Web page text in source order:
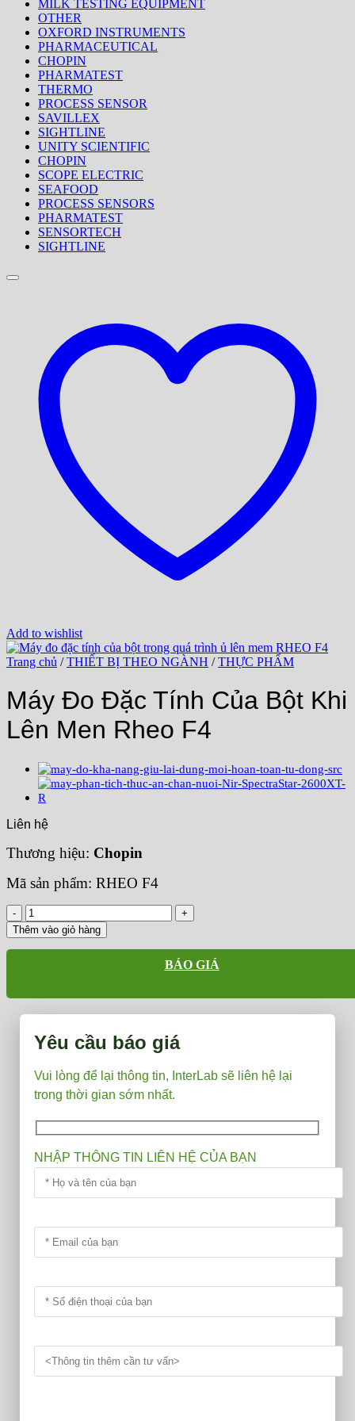
MILK TESTING EQUIPMENT
OTHER
OXFORD INSTRUMENTS
PHARMACEUTICAL
CHOPIN
PHARMATEST
THERMO
PROCESS SENSOR
SAVILLEX
SIGHTLINE
UNITY SCIENTIFIC
CHOPIN
SCOPE ELECTRIC
SEAFOOD
PROCESS SENSORS
PHARMATEST
SENSORTECH
SIGHTLINE
Add to wishlist
Trang chủ / THIẾT BỊ THEO NGÀNH / THỰC PHẨM
Máy Đo Đặc Tính Của Bột Khi
Lên Men Rheo F4
Liên hệ
Thương hiệu: Chopin
Mã sản phẩm: RHEO F4
Máy
Đo
Đặc
Tính
Khi
Rheo
số
lượng
Thêm vào giỏ hàng
BÁO GIÁ
Yêu cầu báo giá
Vui lòng để lại thông tin, InterLab sẽ liên hệ lại
trong thời gian sớm nhất.
NHẬP THÔNG TIN LIÊN HỆ CỦA BẠN